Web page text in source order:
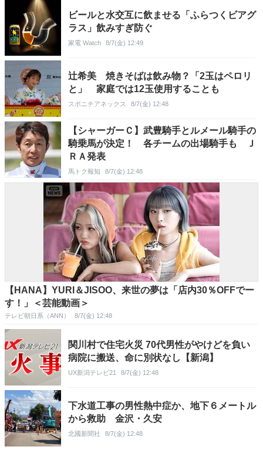
ビールと水交互に飲ませる「ふらつくビアグ
ラス」飲みすぎ防ぐ
家電 Watch 8/7(金) 12:49
辻希美 焼きそばは飲み物？「2玉はペロリ
と」 家庭では12玉使用することも
スポニチアネックス 8/7(金) 12:48
【シャーガーＣ】武豊騎手とルメール騎手の
騎乗馬が決定！ 各チームの出場騎手も Ｊ
ＲＡ発表
馬トク報知 8/7(金) 12:48
【HANA】YURI＆JISOO、来世の夢は「店内30％OFFでー
す！」＜芸能動画＞
テレビ朝日系（ANN） 8/7(金) 12:48
関川村で住宅火災 70代男性がやけどを負い
病院に搬送、命に別状なし【新潟】
UX新潟テレビ21 8/7(金) 12:48
下水道工事の男性熱中症か、地下６メートル
から救助 金沢・久安
北國新聞社 8/7(金) 12:48